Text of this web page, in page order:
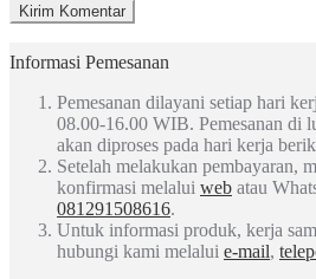
Informasi Pemesanan
Pemesanan dilayani setiap hari
08.00-16.00 WIB. Pemesanan di
akan diproses pada hari kerja
Setelah melakukan pembayaran,
konfirmasi melalui web atau
081291508616.
Untuk informasi produk, kerja
hubungi kami melalui e-mail,